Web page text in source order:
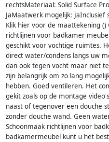
rechtsMateriaal: Solid Surface
JaMaatwerk mogelijk: JaInclusief
Klik hier voor de maattekening
richtlijnen voor badkamer
geschikt voor vochtige ruimtes.
direct water/condens langs uw
dan ook tegen vocht maar niet
zijn belangrijk om zo lang
hebben. Goed ventileren. Het
gekit zoals op de montage
naast of tegenover een douche
zonder douche wand. Geen
Schoonmaak richtlijnen voor
badkamermeubel kunt u het